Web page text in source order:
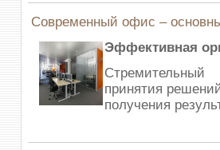
Современный офис –
Эффективная
принятия
получения